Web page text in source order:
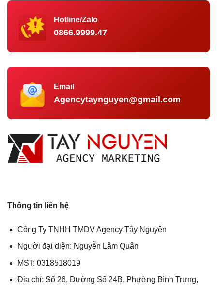
Hotline/Zalo
0866.9999.47
Email
Agencytaynguyen@gmail.com
Thông tin liên hệ
Công Ty TNHH TMDV Agency Tây Nguyên
Người đại diện: Nguyễn Lâm Quân
MST: 0318518019
Địa chỉ: Số 26, Đường Số 24B, Phường Bình Trưng,